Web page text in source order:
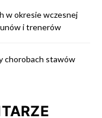
w okresie wczesnej
i trenerów
chorobach stawów